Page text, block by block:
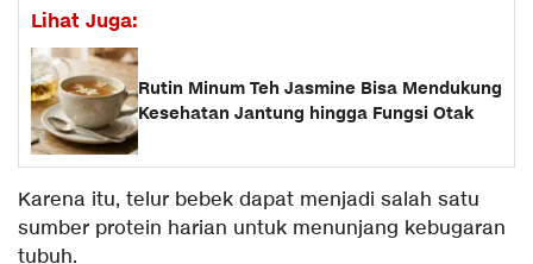
Lihat Juga:
Rutin Minum Teh Jasmine Bisa Mendukung
Kesehatan Jantung hingga Fungsi Otak
Karena itu, telur bebek dapat menjadi salah satu
sumber protein harian untuk menunjang kebugaran
tubuh.